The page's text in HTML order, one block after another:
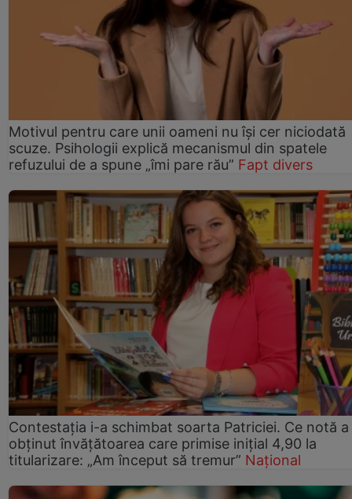
Motivul pentru care unii oameni nu își cer niciodată
scuze. Psihologii explică mecanismul din spatele
refuzului de a spune „îmi pare rău” Fapt divers
Contestația i-a schimbat soarta Patriciei. Ce notă a
obținut învățătoarea care primise inițial 4,90 la
titularizare: „Am început să tremur” Național